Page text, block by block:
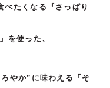
べたくなる『さっぱり
を使った、
やか”に味わえる「そ